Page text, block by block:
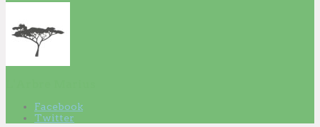
Facebook
Twitter